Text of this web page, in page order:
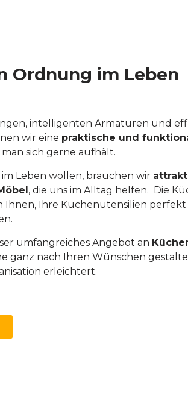
Ordnung im Leben
intelligenten Armaturen und
wir eine praktische und
sich gerne aufhält.
Leben wollen, brauchen wir
, die uns im Alltag helfen. Die
Ihnen, Ihre Küchenutensilien perfekt
umfangreiches Angebot an
ganz nach Ihren Wünschen
erleichtert.